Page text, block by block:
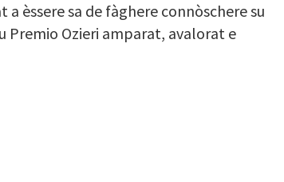
èssere sa de fàghere connòschere su
Premio Ozieri amparat, avalorat e